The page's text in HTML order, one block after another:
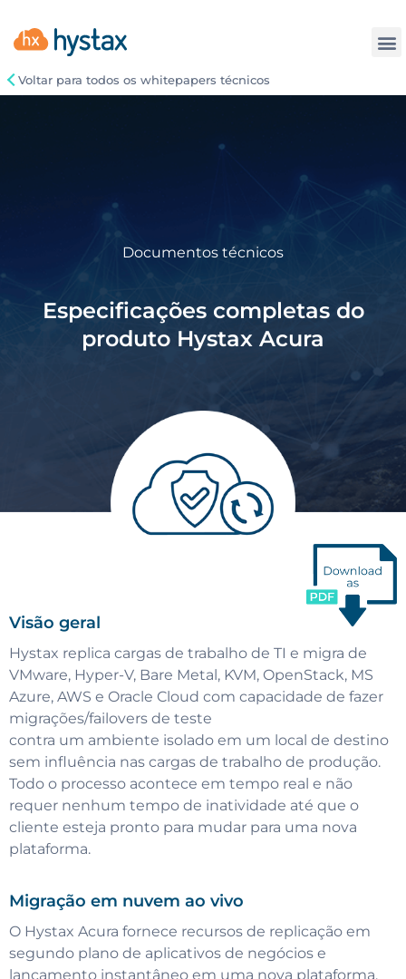
Voltar para todos os whitepapers técnicos
Documentos técnicos
Especificações completas do
produto Hystax Acura
Visão geral
Hystax replica cargas de trabalho de TI e migra de
VMware, Hyper-V, Bare Metal, KVM, OpenStack, MS
Azure, AWS e Oracle Cloud com capacidade de fazer
migrações/failovers de teste
contra um ambiente isolado em um local de destino
sem influência nas cargas de trabalho de produção.
Todo o processo acontece em tempo real e não
requer nenhum tempo de inatividade até que o
cliente esteja pronto para mudar para uma nova
plataforma.
Migração em nuvem ao vivo
O Hystax Acura fornece recursos de replicação em
segundo plano de aplicativos de negócios e
lançamento instantâneo em uma nova plataforma.